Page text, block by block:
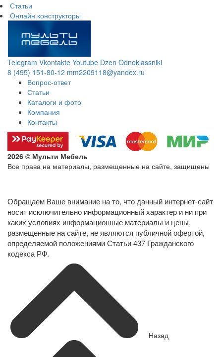
Статьи
Онлайн конструкторы
Telegram Vkontakte Youtube Dzen Odnoklassniki
8 (495) 151-80-12 mm2209118@yandex.ru
Вопрос-ответ
Статьи
Каталоги и фото
Компания
Контакты
2026 © Мульти Мебель
Все права на материалы, размещенные на сайте, защищены
Обращаем Ваше внимание на то, что данный интернет-сайт
носит исключительно информационный характер и ни при
каких условиях информационные материалы и цены,
размещенные на сайте, не являются публичной офертой,
определяемой положениями Статьи 437 Гражданского
кодекса РФ.
Назад